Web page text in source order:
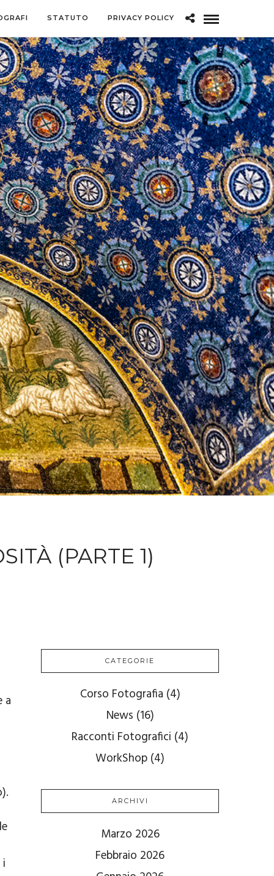
STATUTO PRIVACY POLICY
(PARTE 1)
a
i
CATEGORIE
Corso Fotografia (4)
News (16)
Racconti Fotografici (4)
WorkShop (4)
ARCHIVI
Marzo 2026
Febbraio 2026